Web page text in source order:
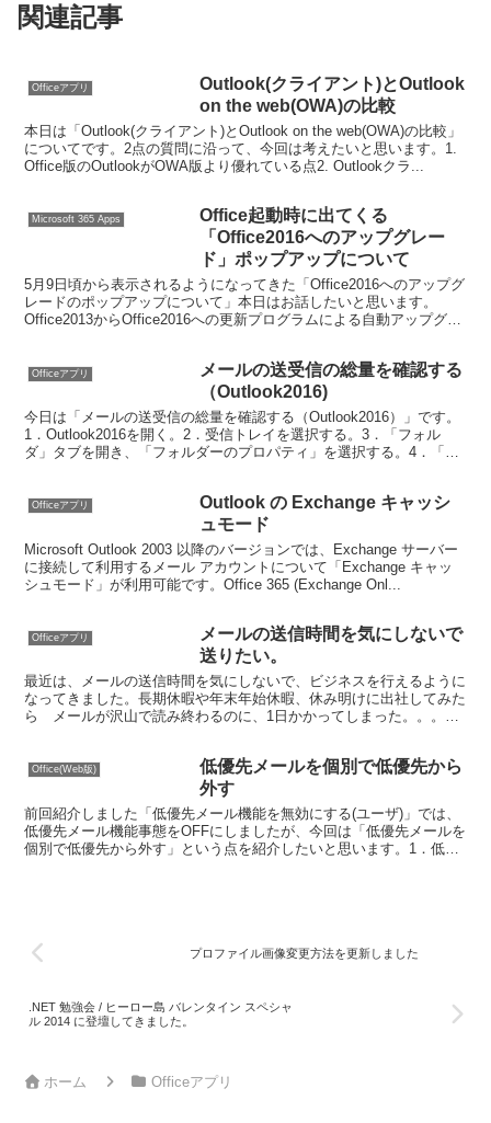
関連記事
Officeアプリ
Outlook(クライアント)とOutlook
on the web(OWA)の比較
本日は「Outlook(クライアント)とOutlook on the web(OWA)の比較」
についてです。2点の質問に沿って、今回は考えたいと思います。1.
Office版のOutlookがOWA版より優れている点2. Outlookクラ...
Microsoft 365 Apps
Office起動時に出てくる
「Office2016へのアップグレー
ド」ポップアップについて
5月9日頃から表示されるようになってきた「Office2016へのアップグ
レードのポップアップについて」本日はお話したいと思います。
Office2013からOffice2016への更新プログラムによる自動アップグレ
Officeアプリ
メールの送受信の総量を確認する
（Outlook2016)
今日は「メールの送受信の総量を確認する（Outlook2016）」です。
1．Outlook2016を開く。2．受信トレイを選択する。3．「フォル
ダ」タブを開き、「フォルダーのプロパティ」を選択する。4．「フ
Officeアプリ
Outlook の Exchange キャッシ
ュモード
Microsoft Outlook 2003 以降のバージョンでは、Exchange サーバー
に接続して利用するメール アカウントについて「Exchange キャッ
シュモード」が利用可能です。Office 365 (Exchange Onl...
Officeアプリ
メールの送信時間を気にしないで
送りたい。
最近は、メールの送信時間を気にしないで、ビジネスを行えるように
なってきました。長期休暇や年末年始休暇、休み明けに出社してみた
ら メールが沢山で読み終わるのに、1日かかってしまった。。。な
Office(Web版)
低優先メールを個別で低優先から
外す
前回紹介しました「低優先メール機能を無効にする(ユーザ)」では、
低優先メール機能事態をOFFにしましたが、今回は「低優先メールを
個別で低優先から外す」という点を紹介したいと思います。1．低優
プロファイル画像変更方法を更新しました
.NET 勉強会 / ヒーロー島 バレンタイン スペシャ
ル 2014 に登壇してきました。
ホーム Officeアプリ